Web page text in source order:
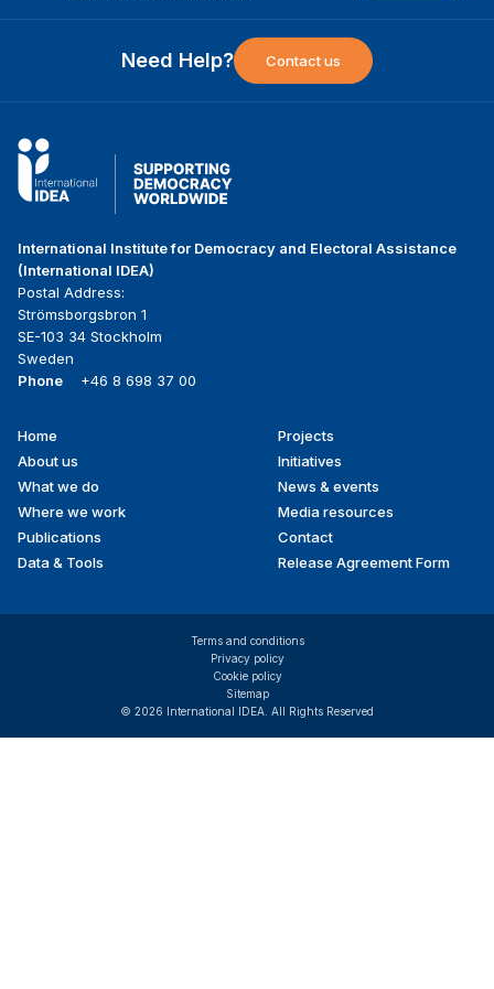
Need Help? Contact us
International Institute for Democracy and Electoral Assistance
(International IDEA)
Postal Address:
Strömsborgsbron 1
SE-103 34 Stockholm
Sweden
Phone
+46 8 698 37 00
Footer
menu
Home
About us
What we do
Where we work
Publications
Data & Tools
Projects
Initiatives
News & events
Media resources
Contact
Release Agreement Form
© 2026 International IDEA. All Rights Reserved
Terms and conditions
Privacy policy
Cookie policy
Sitemap